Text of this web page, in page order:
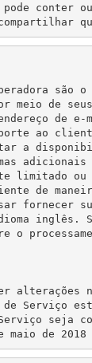
pode conter
de
de
ao
a
limitado
de
fornecer
inglês.
o
alterações
Serviço
Serviço
de